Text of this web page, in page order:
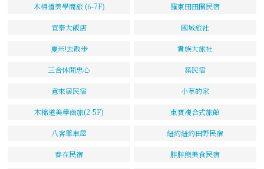
木棉道美學商旅 (6-7F) 羅東田田圈民宿
宜泰大飯店 國城旅社
夏米!去散步 貴族大旅社
三合休閒忠心 築民宿
意來居民宿 小草的家
木棉道美學商旅(2-5F) 東寶複合式旅館
八客單車屋 紐約紐約田野民宿
春在民宿 胖胖熊美食民宿